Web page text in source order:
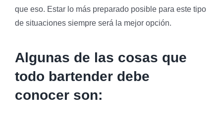
que eso. Estar lo más preparado posible para este tipo
de situaciones siempre será la mejor opción.
Algunas de las cosas que
todo bartender debe
conocer son: